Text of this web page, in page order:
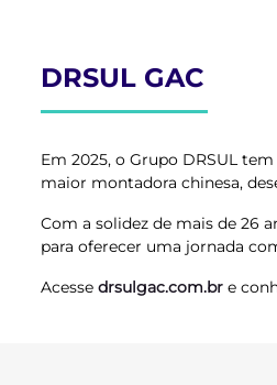
DRSUL GAC
Em 2025, o Grupo DRSUL
maior montadora chinesa,
Com a solidez de mais de 26
para oferecer uma jornada
Acesse drsulgac.com.br e